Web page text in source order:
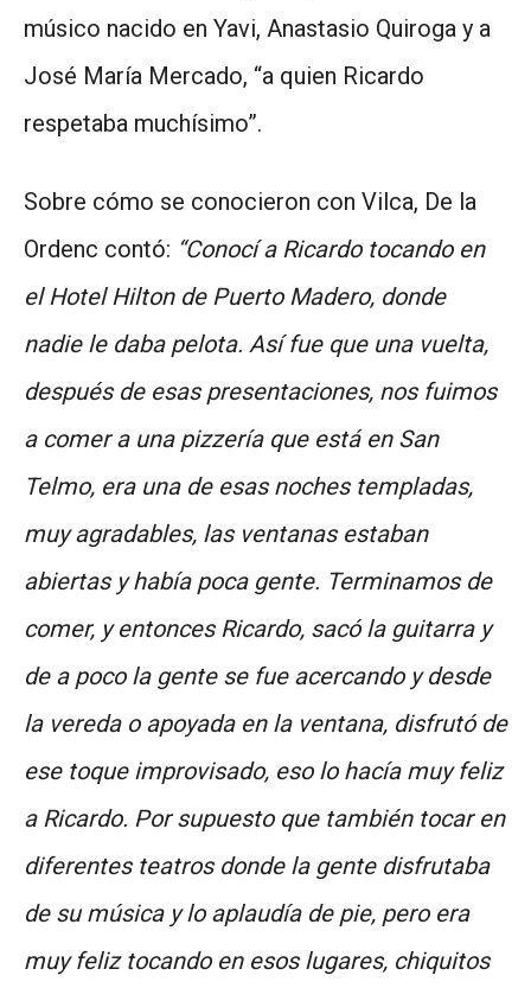
músico nacido en Yavi, Anastasio Quiroga y a
José María Mercado, “a quien Ricardo
respetaba muchísimo”.
Sobre cómo se conocieron con Vilca, De la
Ordenc contó: “Conocí a Ricardo tocando en
el Hotel Hilton de Puerto Madero, donde
nadie le daba pelota. Así fue que una vuelta,
después de esas presentaciones, nos fuimos
a comer a una pizzería que está en San
Telmo, era una de esas noches templadas,
muy agradables, las ventanas estaban
abiertas y había poca gente. Terminamos de
comer, y entonces Ricardo, sacó la guitarra y
de a poco la gente se fue acercando y desde
la vereda o apoyada en la ventana, disfrutó de
ese toque improvisado, eso lo hacía muy feliz
a Ricardo. Por supuesto que también tocar en
diferentes teatros donde la gente disfrutaba
de su música y lo aplaudía de pie, pero era
muy feliz tocando en esos lugares, chiquitos